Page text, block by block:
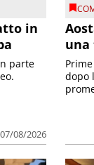
in
08/2026
parte
una
dopo